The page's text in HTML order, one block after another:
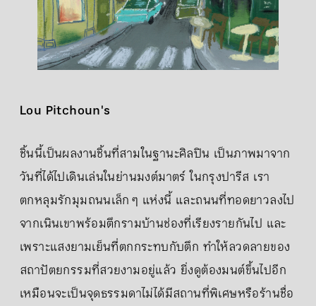
Lou Pitchoun's
ชิ้นนี้เป็นผลงานชิ้นที่สามในฐานะศิลปิน เป็นภาพมาจาก
วันที่ได้ไปเดินเล่นในย่านมงต์มาตร์ ในกรุงปารีส เรา
ตกหลุมรักมุมถนนเล็ก ๆ แห่งนี้ และถนนที่ทอดยาวลงไป
จากเนินเขาพร้อมตึกรามบ้านช่องที่เรียงรายกันไป และ
เพราะแสงยามเย็นที่ตกกระทบกับตึก ทำให้ลวดลายของ
สถาปัตยกรรมที่สวยงามอยู่แล้ว ยิ่งดูต้องมนต์ขึ้นไปอีก
เหมือนจะเป็นจุดธรรมดาไม่ได้มีสถานที่พิเศษหรือร้านชื่อ